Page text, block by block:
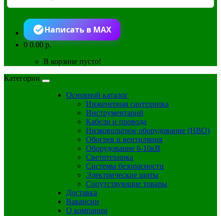
Написать в MAX
00.00 р.
В корзине пусто!
Категории
Основной каталог
Инженерная сантехника
Инструментарий
Кабели и провода
Низковольтное оборудование (НВО)
Обогрев и вентиляция
Оборудование 6-10кВ
Светотехника
Системы безопасности
Электрические щиты
Сопутствующие товары
Доставка
Вакансии
О компании